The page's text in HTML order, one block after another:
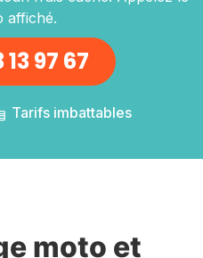
affiché.
13 97 67
Tarifs imbattables
moto et